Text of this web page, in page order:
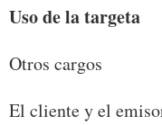
Uso de la targeta
Otros cargos
El cliente y el